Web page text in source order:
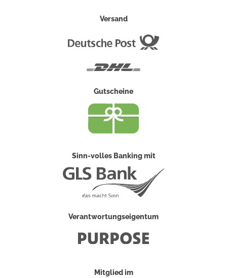
Versand
Gutscheine
Sinn-volles Banking mit
Verantwortungseigentum
Mitglied im